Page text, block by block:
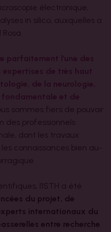
électronique,
in silico, auxquelles a
sommes fiers de pouvoir
des professionnels
dont les travaux
connaissances bien au-
l’ISTH a été
du projet, de
internationaux du
entre recherche